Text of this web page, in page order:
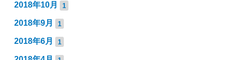
2018年10月 1
2018年9月 1
2018年6月 1